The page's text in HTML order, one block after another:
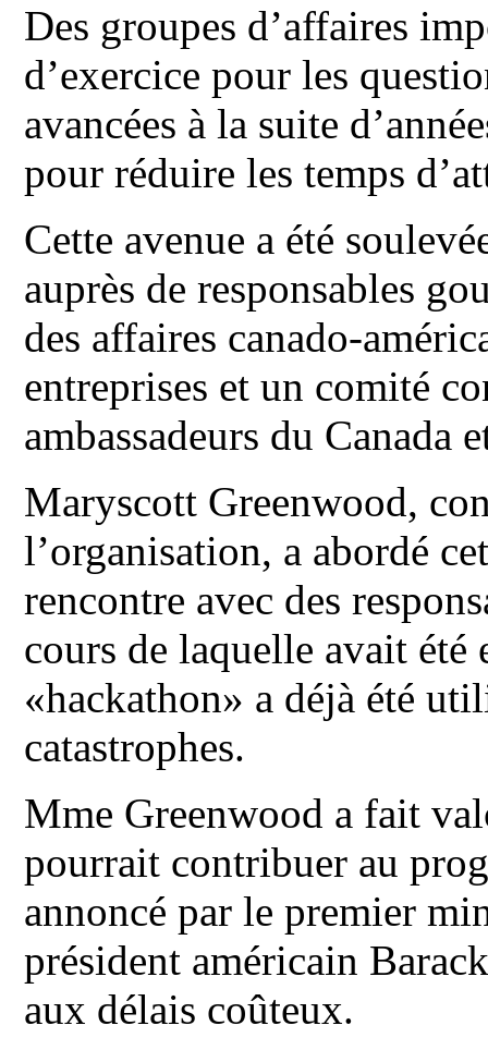
Des groupes d’affaires
d’exercice pour les
avancées à la suite
pour réduire les temps
Cette avenue a été
auprès de responsables
des affaires canado-
entreprises et un comité
ambassadeurs du Canada
Maryscott Greenwood,
l’organisation, a abordé
rencontre avec des
cours de laquelle avait
«hackathon» a déjà été
catastrophes.
Mme Greenwood a fait
pourrait contribuer au
annoncé par le premier
président américain
aux délais coûteux.